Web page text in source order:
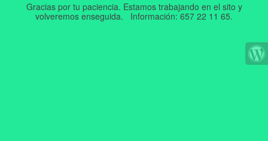
Gracias por tu paciencia. Estamos trabajando en el sito y
volveremos enseguida. Información: 657 22 11 65.